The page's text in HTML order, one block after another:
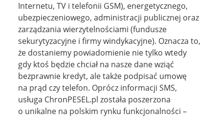
Internetu, TV i telefonii GSM), energetycznego,
ubezpieczeniowego, administracji publicznej oraz
zarządzania wierzytelnościami (fundusze
sekurytyzacyjne i firmy windykacyjne). Oznacza to,
że dostaniemy powiadomienie nie tylko wtedy
gdy ktoś będzie chciał na nasze dane wziąć
bezprawnie kredyt, ale także podpisać umowę
na prąd czy telefon. Oprócz informacji SMS,
usługa ChronPESEL.pl została poszerzona
o unikalne na polskim rynku funkcjonalności –